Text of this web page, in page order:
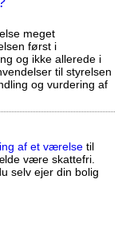
meget
først i
og ikke allerede i
til styrelsen
og vurdering af
af et værelsetil
være skattefri.
selv ejer din bolig